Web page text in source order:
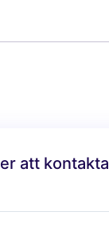
att kontakta